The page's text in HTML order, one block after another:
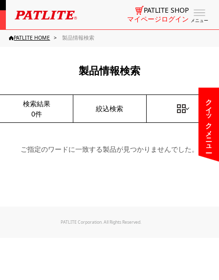
メニュー
PATLITE SHOP
マイページログイン
クイックメニュー
PATLITE HOME 製品情報検索
製品情報検索
検索結果
0件
絞込検索
ご指定のワードに一致する製品が見つかりませんでした。
PATLITE Corporation. All Rights Reserved.